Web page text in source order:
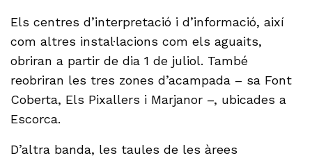
Els centres d’interpretació i d’informació, així
com altres instal·lacions com els aguaits,
obriran a partir de dia 1 de juliol. També
reobriran les tres zones d’acampada – sa Font
Coberta, Els Pixallers i Marjanor –, ubicades a
Escorca.
D’altra banda, les taules de les àrees